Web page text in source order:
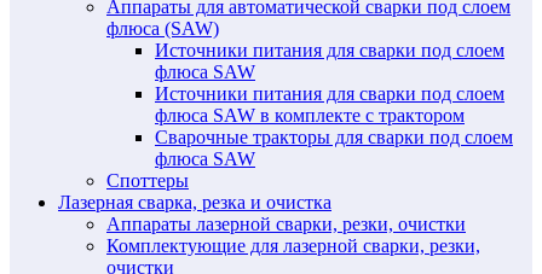
Аппараты для автоматической сварки под слоем
флюса (SAW)
Источники питания для сварки под слоем
флюса SAW
Источники питания для сварки под слоем
флюса SAW в комплекте с трактором
Сварочные тракторы для сварки под слоем
флюса SAW
Споттеры
Лазерная сварка, резка и очистка
Аппараты лазерной сварки, резки, очистки
Комплектующие для лазерной сварки, резки,
очистки